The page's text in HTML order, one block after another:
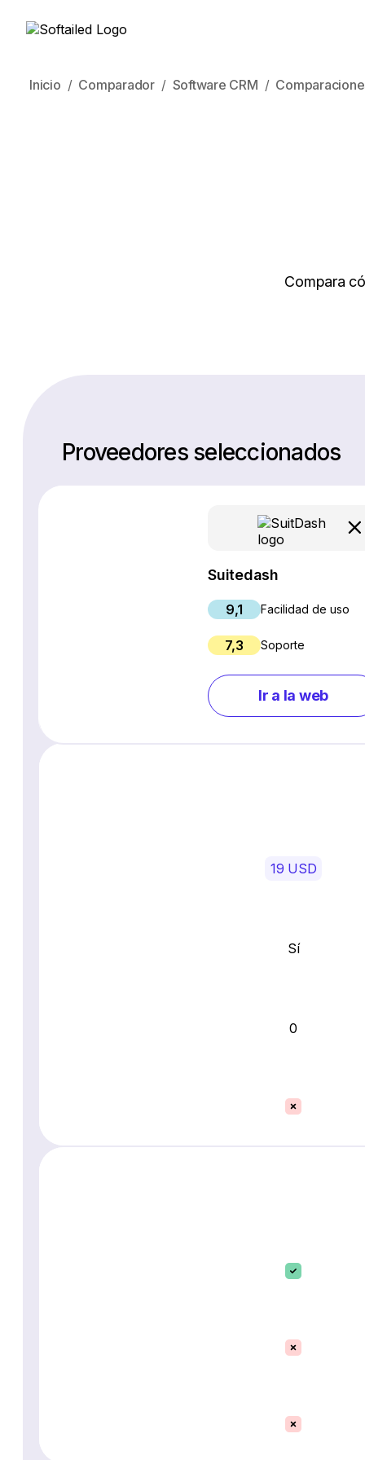
Inicio Comparador Software CRM
Compara
Proveedores seleccionados
Suitedash
9,1 Facilidad de uso
7,3 Soporte
Ir a la web
19 USD
Sí
0